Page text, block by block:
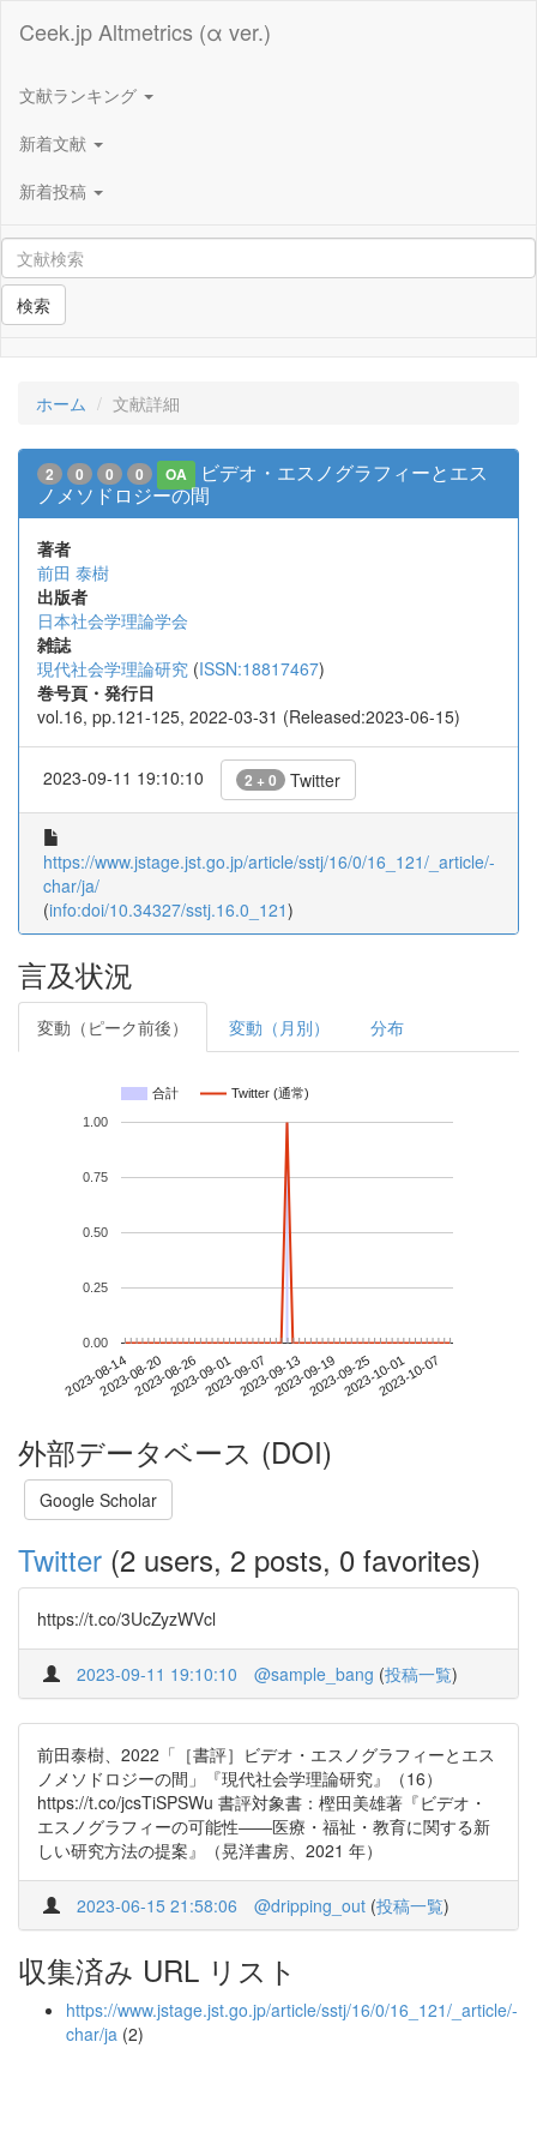
Ceek.jp Altmetrics (α ver.)
文献ランキング
新着文献
新着投稿
検索
ホーム 文献詳細
2 0 0 0 OA
ビデオ・エスノグラフィーとエス
ノメソドロジーの間
著者
前田 泰樹
出版者
日本社会学理論学会
雑誌
現代社会学理論研究 (ISSN:18817467)
巻号頁・発行日
vol.16, pp.121-125, 2022-03-31 (Released:2023-06-15)
2023-09-11 19:10:10 2 + 0 Twitter
https://www.jstage.jst.go.jp/article/sstj/16/0/16_121/_article/-
char/ja/
(info:doi/10.34327/sstj.16.0_121)
言及状況
変動（ピーク前後） 変動（月別） 分布
合計 Twitter (通常)
2023-08-142023-08-202023-08-262023-09-012023-09-072023-09-132023-09-192023-09-252023-10-012023-10-07
0.00
0.25
0.50
0.75
1.00
外部データベース (DOI)
Google Scholar
Twitter (2 users, 2 posts, 0 favorites)
https://t.co/3UcZyzWVcl
2023-09-11 19:10:10 @sample_bang (投稿一覧)
前田泰樹、2022「［書評］ビデオ・エスノグラフィーとエス
ノメソドロジーの間」『現代社会学理論研究』（16）
https://t.co/jcsTiSPSWu 書評対象書：樫田美雄著『ビデオ・
エスノグラフィーの可能性――医療・福祉・教育に関する新
しい研究方法の提案』（晃洋書房、2021 年）
2023-06-15 21:58:06 @dripping_out (投稿一覧)
収集済み URL リスト
https://www.jstage.jst.go.jp/article/sstj/16/0/16_121/_article/-
char/ja (2)